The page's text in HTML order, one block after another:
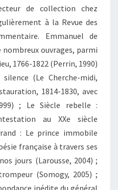
de collection chez
à la Revue des
Emmanuel de
nombreux ouvrages, parmi
1766-1822 (Perrin, 1990)
(Le Cherche-midi,
1814-1830, avec
; Le Siècle rebelle :
au XXe siècle
: Le prince immobile
française à travers ses
jours (Larousse, 2004) ;
(Somogy, 2005) ;
inédite du général